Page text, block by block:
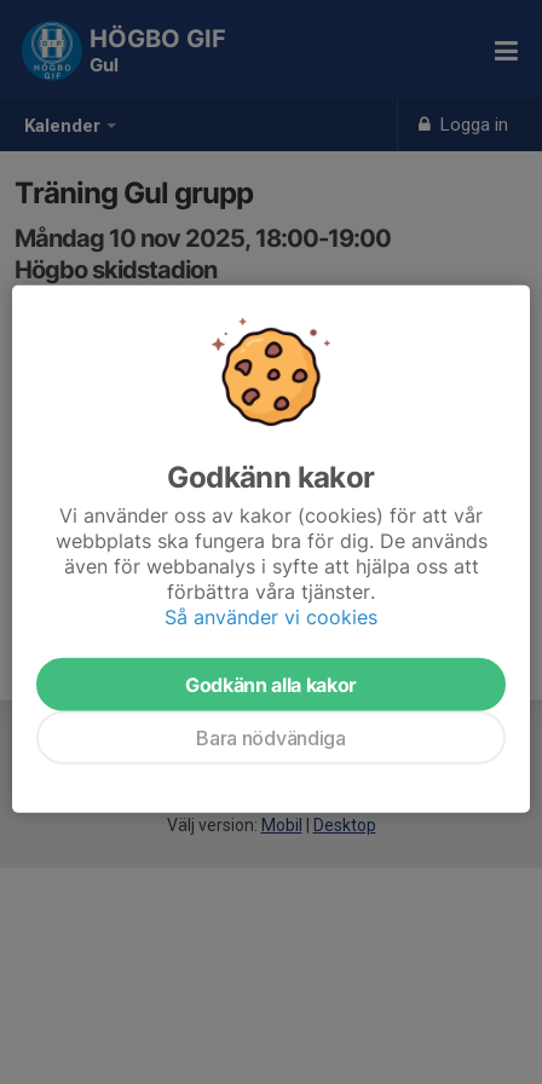
Kalender Logga in
HÖGBO GIF
Gul
Träning Gul grupp
Måndag 10 nov 2025, 18:00-19:00
Högbo skidstadion
Samling: 18:00, Samling: 18:00, Högbo skidstadion
Barmarksträning tills det kommer snö.
Se till att barnen har kläder efter väder, stavar och något
Välj version: Mobil Desktop
Godkänn kakor
Vi använder oss av kakor (cookies) för att vår
webbplats ska fungera bra för dig. De används
även för webbanalys i syfte att hjälpa oss att
förbättra våra tjänster.
Så använder vi cookies
Godkänn alla kakor
Bara nödvändiga